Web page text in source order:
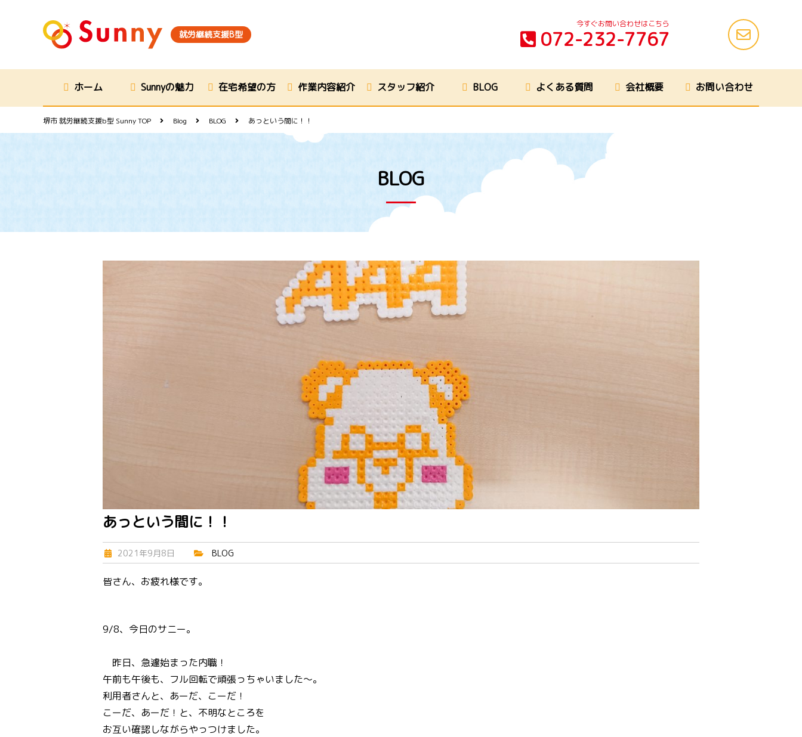
就労継続支援B型
今すぐお問い合わせはこちら
072-232-7767
ホーム Sunnyの魅力 在宅希望の方 作業内容紹介 スタッフ紹介 BLOG よくある質問 会社概要 お問い合わせ
堺市 就労継続支援b型 SunnyTOP Blog BLOG あっという間に！！
BLOG
あっという間に！！
2021年9月8日 BLOG
皆さん、お疲れ様です。
9/8、今日のサニー。
昨日、急遽始まった内職！
午前も午後も、フル回転で頑張っちゃいました～。
利用者さんと、あーだ、こーだ！
こーだ、あーだ！と、不明なところを
お互い確認しながらやっつけました。